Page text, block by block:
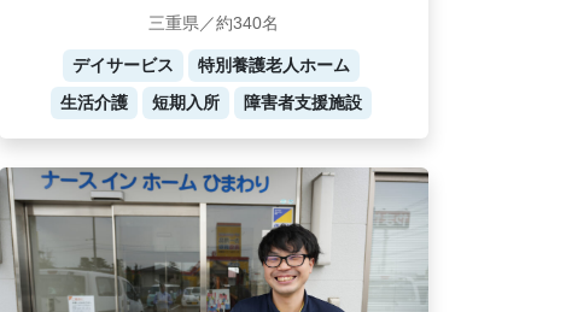
三重県／約340名
デイサービス
特別養護老人ホーム
生活介護
短期入所 障害者支援施設